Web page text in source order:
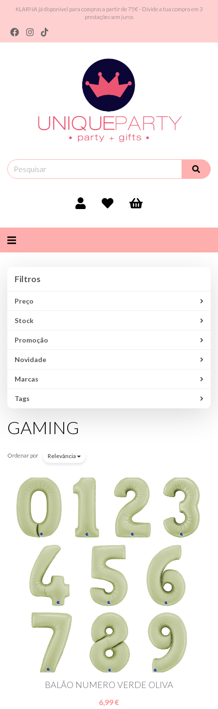
KLARNA já disponível para compras a partir de 75€ - Divide a tua compra em 3
prestações sem juros
Alternar
Filtros
Preço
Stock
Promoção
Novidade
Marcas
Tags
GAMING
Ordenar por Relevância
BALÃO NUMERO VERDE OLIVA
6,99 €